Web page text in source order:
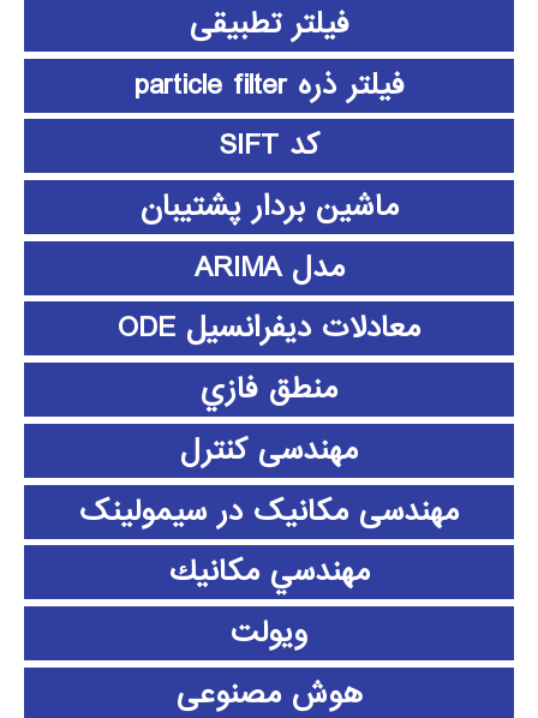
فیلتر تطبیقی
فیلتر ذره particle filter
کد SIFT
ماشین بردار پشتیبان
مدل ARIMA
معادلات دیفرانسیل ODE
منطق فازي
مهندسی کنترل
مهندسی مکانیک در سیمولینک
مهندسي مكانيك
ویولت
هوش مصنوعی